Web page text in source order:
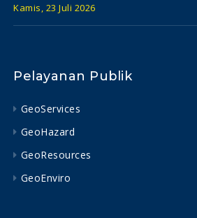
Kamis, 23 Juli 2026
Pelayanan Publik
GeoServices
GeoHazard
GeoResources
GeoEnviro